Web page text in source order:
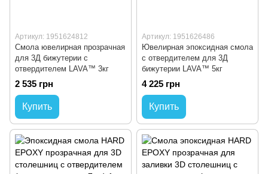
Артикул: 1951624812
Смола ювелирная прозрачная
для 3Д бижутерии с
отвердителем LAVA™ 3кг
2 535 грн
Купить
Артикул: 1951626486
Ювелирная эпоксидная смола
с отвердителем для 3Д
бижутерии LAVA™ 5кг
4 225 грн
Купить